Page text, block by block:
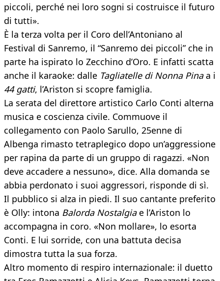
piccoli, perché nei loro sogni si costruisce il futuro
di tutti».
È la terza volta per il Coro dell’Antoniano al
Festival di Sanremo, il “Sanremo dei piccoli” che in
parte ha ispirato lo Zecchino d’Oro. E infatti scatta
anche il karaoke: dalle Tagliatelle di Nonna Pinaa i
44 gatti, l’Ariston si scopre famiglia.
La serata del direttore artistico Carlo Conti alterna
musica e coscienza civile. Commuove il
collegamento con Paolo Sarullo, 25enne di
Albenga rimasto tetraplegico dopo un’aggressione
per rapina da parte di un gruppo di ragazzi. «Non
deve accadere a nessuno», dice. Alla domanda se
abbia perdonato i suoi aggressori, risponde di sì.
Il pubblico si alza in piedi. Il suo cantante preferito
è Olly: intona Balorda Nostalgiae l’Ariston lo
accompagna in coro. «Non mollare», lo esorta
Conti. E lui sorride, con una battuta decisa
dimostra tutta la sua forza.
Altro momento di respiro internazionale: il duetto